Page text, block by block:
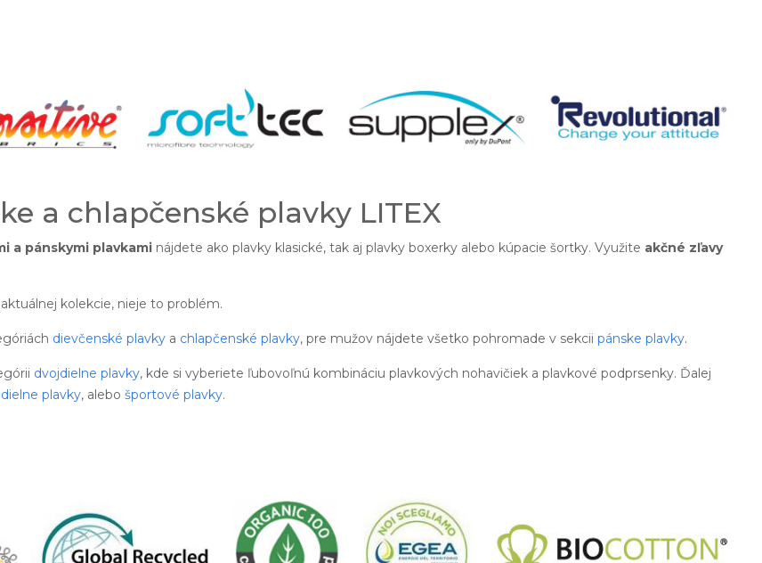
a chlapčenské plavky LITEX
a pánskymi plavkami nájdete ako plavky klasické, tak aj plavky boxerky alebo kúpacie šortky. Využite akčné zľavy
kolekcie, nieje to problém.
dievčenské plavky a chlapčenské plavky, pre mužov nájdete všetko pohromade v sekcii pánske plavky.
dvojdielne plavky, kde si vyberiete ľubovoľnú kombináciu plavkových nohavičiek a plavkové podprsenky. Ďalej
plavky, alebo športové plavky.